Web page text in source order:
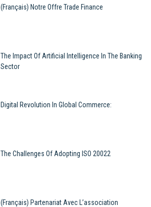
(Français) Notre Offre Trade Finance
The Impact Of Artificial Intelligence In The Banking
Sector
Digital Revolution In Global Commerce:
The Challenges Of Adopting ISO 20022
(Français) Partenariat Avec L’association